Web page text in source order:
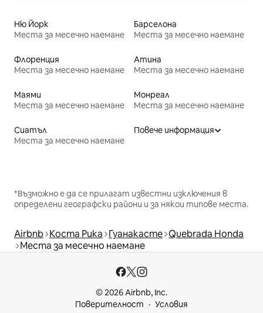
Ню Йорк
Места за месечно наемане
Барселона
Места за месечно наемане
Флоренция
Места за месечно наемане
Атина
Места за месечно наемане
Маями
Места за месечно наемане
Монреал
Места за месечно наемане
Сиатъл
Места за месечно наемане
Повече информация
*Възможно е да се прилагат известни изключения в
определени географски райони и за някои типове места.
Airbnb Коста Рика Гуанакасте Quebrada Honda
Места за месечно наемане
© 2026 Airbnb, Inc.
Поверителност
Условия